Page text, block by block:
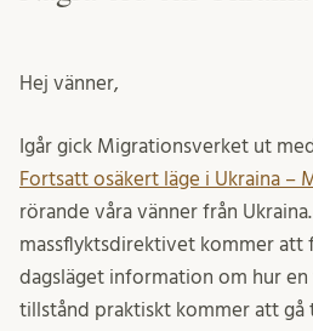
Hej vänner,
Igår gick Migrationsverket ut
Fortsatt osäkert läge i Ukraina –
rörande våra vänner från
massflyktsdirektivet kommer att
dagsläget information om hur en
tillstånd praktiskt kommer att